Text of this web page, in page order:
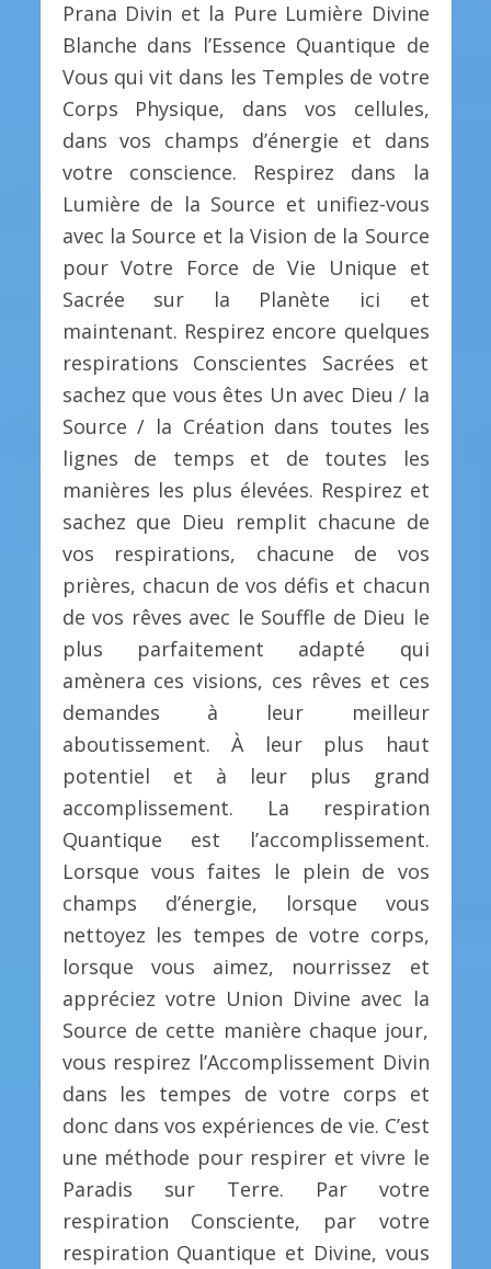
Prana Divin et la Pure Lumière Divine
Blanche dans l’Essence Quantique de
Vous qui vit dans les Temples de votre
Corps Physique, dans vos cellules,
dans vos champs d’énergie et dans
votre conscience. Respirez dans la
Lumière de la Source et unifiez-vous
avec la Source et la Vision de la Source
pour Votre Force de Vie Unique et
Sacrée sur la Planète ici et
maintenant. Respirez encore quelques
respirations Conscientes Sacrées et
sachez que vous êtes Un avec Dieu / la
Source / la Création dans toutes les
lignes de temps et de toutes les
manières les plus élevées. Respirez et
sachez que Dieu remplit chacune de
vos respirations, chacune de vos
prières, chacun de vos défis et chacun
de vos rêves avec le Souffle de Dieu le
plus parfaitement adapté qui
amènera ces visions, ces rêves et ces
demandes à leur meilleur
aboutissement. À leur plus haut
potentiel et à leur plus grand
accomplissement. La respiration
Quantique est l’accomplissement.
Lorsque vous faites le plein de vos
champs d’énergie, lorsque vous
nettoyez les tempes de votre corps,
lorsque vous aimez, nourrissez et
appréciez votre Union Divine avec la
Source de cette manière chaque jour,
vous respirez l’Accomplissement Divin
dans les tempes de votre corps et
donc dans vos expériences de vie. C’est
une méthode pour respirer et vivre le
Paradis sur Terre. Par votre
respiration Consciente, par votre
respiration Quantique et Divine, vous